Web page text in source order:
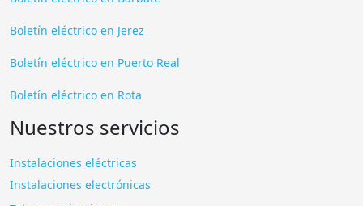
Nuestros servicios
Instalaciones electrónicas
Telecomunicaciones